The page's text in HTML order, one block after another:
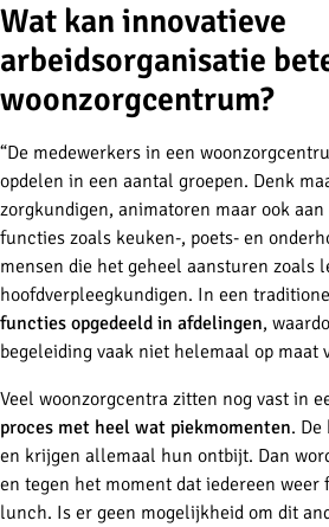
Wat kan innovatieve
arbeidsorganisatie
woonzorgcentrum?
“De medewerkers in een
opdelen in een aantal groepen. Denk
zorgkundigen, animatoren maar ook
functies zoals keuken-, poets- en
mensen die het geheel aansturen zoals
hoofdverpleegkundigen. In een
functies opgedeeld in afdelingen,
begeleiding vaak niet helemaal op maat
Veel woonzorgcentra zitten nog vast in
proces met heel wat piekmomenten. De
en krijgen allemaal hun ontbijt. Dan
en tegen het moment dat iedereen weer
lunch. Is er geen mogelijkheid om dit